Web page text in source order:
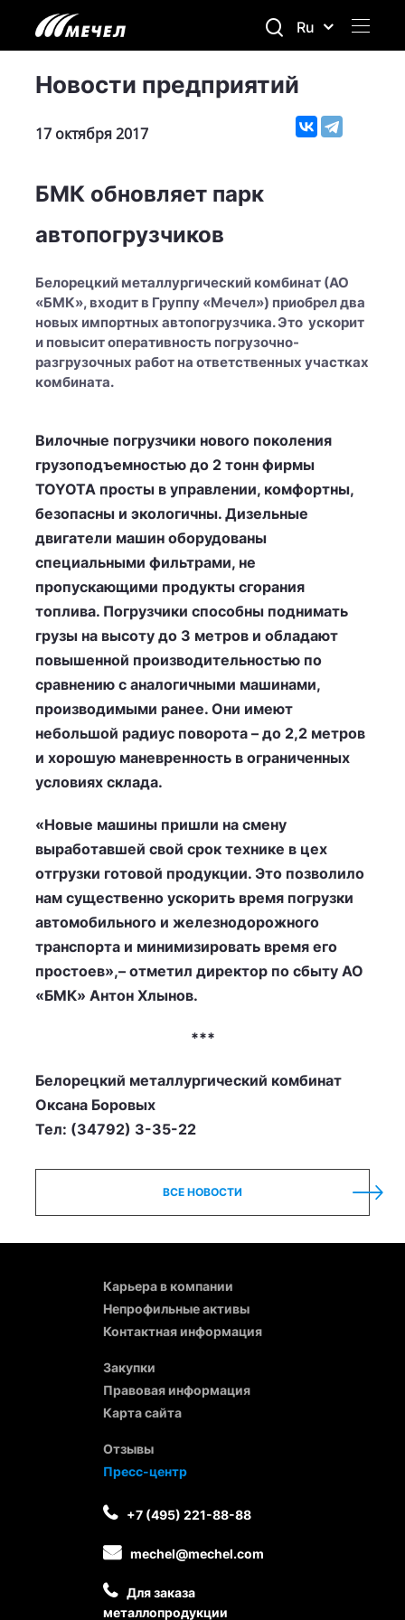
Ru
Новости предприятий
17 октября 2017
БМК обновляет парк
автопогрузчиков
Белорецкий металлургический комбинат (АО
«БМК», входит в Группу «Мечел») приобрел два
новых импортных автопогрузчика. Это ускорит
и повысит оперативность погрузочно-
разгрузочных работ на ответственных участках
комбината.
Вилочные погрузчики нового поколения
грузоподъемностью до 2 тонн фирмы
TOYOTA просты в управлении, комфортны,
безопасны и экологичны. Дизельные
двигатели машин оборудованы
специальными фильтрами, не
пропускающими продукты сгорания
топлива. Погрузчики способны поднимать
грузы на высоту до 3 метров и обладают
повышенной производительностью по
сравнению с аналогичными машинами,
производимыми ранее. Они имеют
небольшой радиус поворота – до 2,2 метров
и хорошую маневренность в ограниченных
условиях склада.
«Новые машины пришли на смену
выработавшей свой срок технике в цех
отгрузки готовой продукции. Это позволило
нам существенно ускорить время погрузки
автомобильного и железнодорожного
транспорта и минимизировать время его
простоев»,– отметил директор по сбыту АО
«БМК» Антон Хлынов.
***
Белорецкий металлургический комбинат
Оксана Боровых
Тел: (34792) 3-35-22
ВСЕ НОВОСТИ
Карьера в компании
Непрофильные активы
Контактная информация
Закупки
Правовая информация
Карта сайта
Отзывы
Пресс-центр
+7 (495) 221-88-88
mechel@mechel.com
Для заказа
металлопродукции